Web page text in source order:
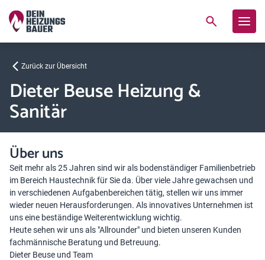
Zurück zur Übersicht
Dieter Beuse Heizung &
Sanitär
Über uns
Seit mehr als 25 Jahren sind wir als bodenständiger Familienbetrieb
im Bereich Haustechnik für Sie da. Über viele Jahre gewachsen und
in verschiedenen Aufgabenbereichen tätig, stellen wir uns immer
wieder neuen Herausforderungen. Als innovatives Unternehmen ist
uns eine beständige Weiterentwicklung wichtig.
Heute sehen wir uns als "Allrounder" und bieten unseren Kunden
fachmännische Beratung und Betreuung.
Dieter Beuse und Team